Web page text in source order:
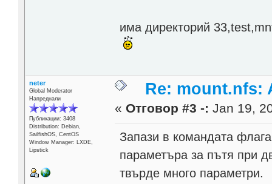
има директорий
neter
Global Moderator
Напреднали
Публикации: 3408
Distribution: Debian,
SailfishOS, CentOS
Window Manager: LXDE,
Lipstick
Re: mount.nfs:
« Отговор #3 -: Jan 19,
Запази в командата
параметъра за пътя при
твърде много параметри.